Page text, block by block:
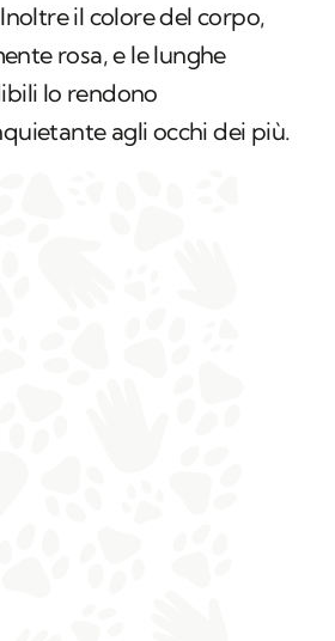
il colore del corpo,
rosa, e le lunghe
lo rendono
agli occhi dei più.